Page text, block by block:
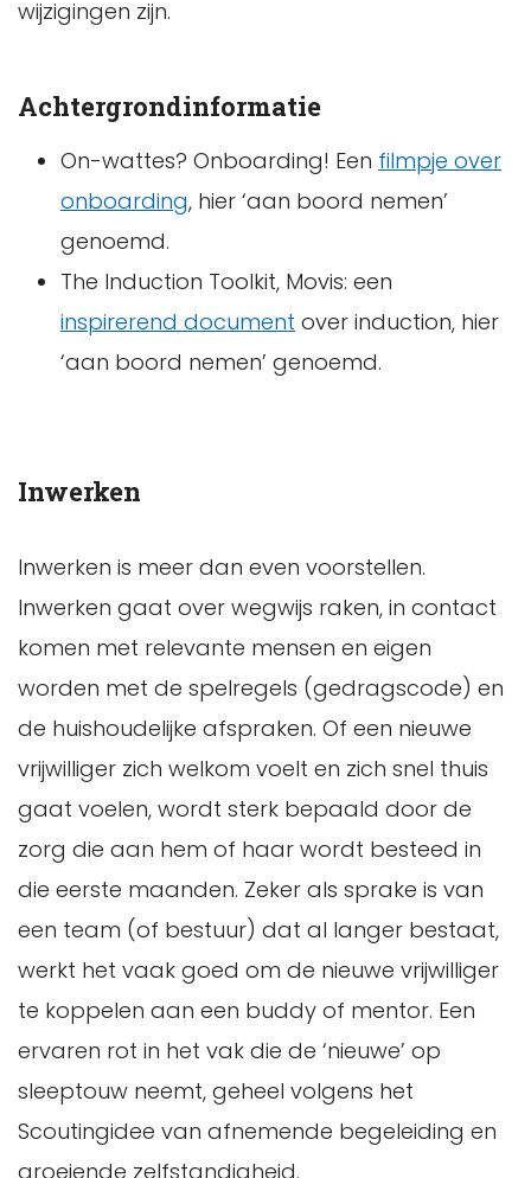
wijzigingen zijn.
Achtergrondinformatie
On-wattes? Onboarding! Een filmpje over
onboarding, hier ‘aan boord nemen’
genoemd.
The Induction Toolkit, Movis: een
inspirerend document over induction, hier
‘aan boord nemen’ genoemd.
Inwerken
Inwerken is meer dan even voorstellen.
Inwerken gaat over wegwijs raken, in contact
komen met relevante mensen en eigen
worden met de spelregels (gedragscode) en
de huishoudelijke afspraken. Of een nieuwe
vrijwilliger zich welkom voelt en zich snel thuis
gaat voelen, wordt sterk bepaald door de
zorg die aan hem of haar wordt besteed in
die eerste maanden. Zeker als sprake is van
een team (of bestuur) dat al langer bestaat,
werkt het vaak goed om de nieuwe vrijwilliger
te koppelen aan een buddy of mentor. Een
ervaren rot in het vak die de ‘nieuwe’ op
sleeptouw neemt, geheel volgens het
Scoutingidee van afnemende begeleiding en
groeiende zelfstandigheid.